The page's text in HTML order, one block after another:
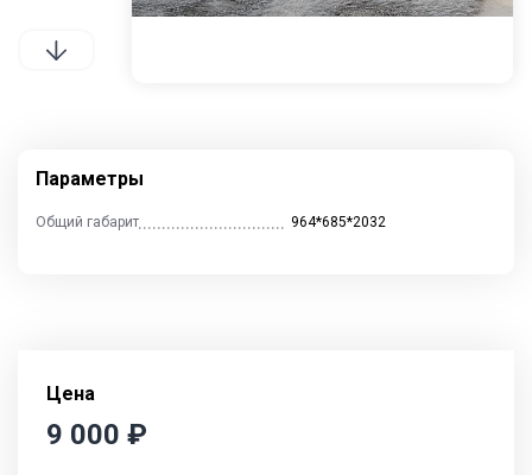
Параметры
Общий габарит 964*685*2032
Цена
9 000 ₽
Контакты